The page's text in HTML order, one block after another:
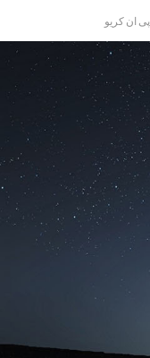
ان کریو